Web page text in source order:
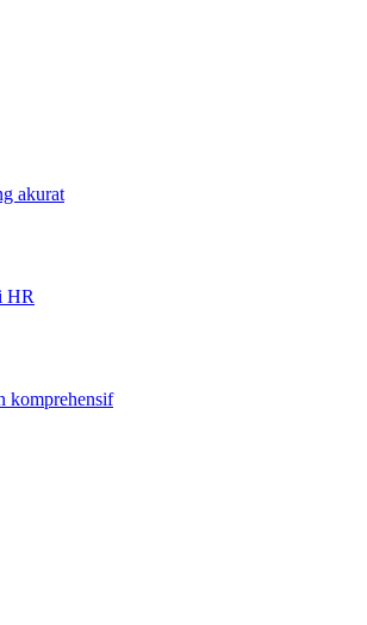
akurat
HR
komprehensif